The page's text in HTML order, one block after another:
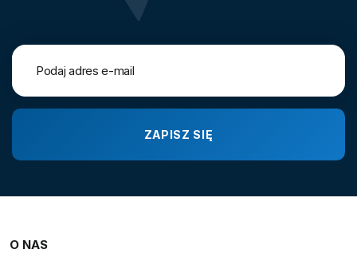
O NAS